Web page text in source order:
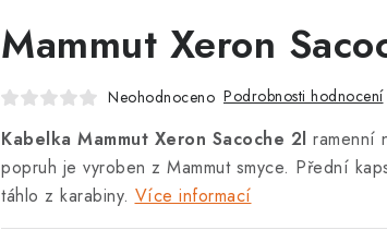
Mammut Xeron
Neohodnoceno Podrobnosti hodnocení
Kabelka Mammut Xeron Sacoche 2l ramenní
popruh je vyroben z Mammut smyce. Přední
táhlo z karabiny. Více informací